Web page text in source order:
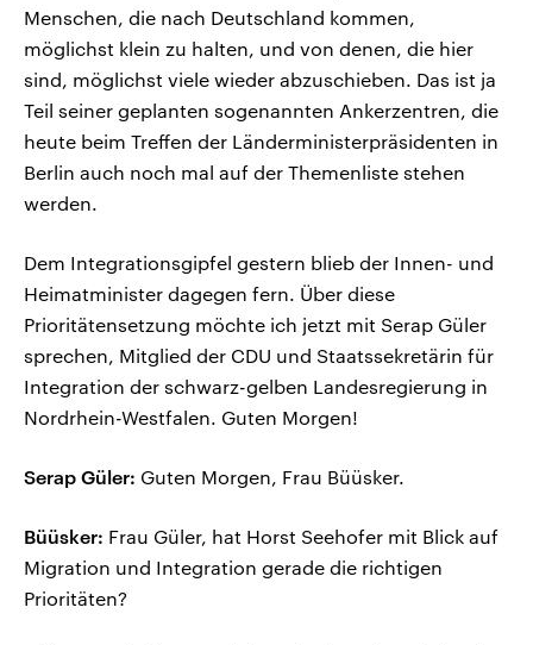
Menschen, die nach Deutschland kommen,
möglichst klein zu halten, und von denen, die hier
sind, möglichst viele wieder abzuschieben. Das ist ja
Teil seiner geplanten sogenannten Ankerzentren, die
heute beim Treffen der Länderministerpräsidenten in
Berlin auch noch mal auf der Themenliste stehen
werden.
Dem Integrationsgipfel gestern blieb der Innen- und
Heimatminister dagegen fern. Über diese
Prioritätensetzung möchte ich jetzt mit Serap Güler
sprechen, Mitglied der CDU und Staatssekretärin für
Integration der schwarz-gelben Landesregierung in
Nordrhein-Westfalen. Guten Morgen!
Serap Güler: Guten Morgen, Frau Büüsker.
Büüsker: Frau Güler, hat Horst Seehofer mit Blick auf
Migration und Integration gerade die richtigen
Prioritäten?